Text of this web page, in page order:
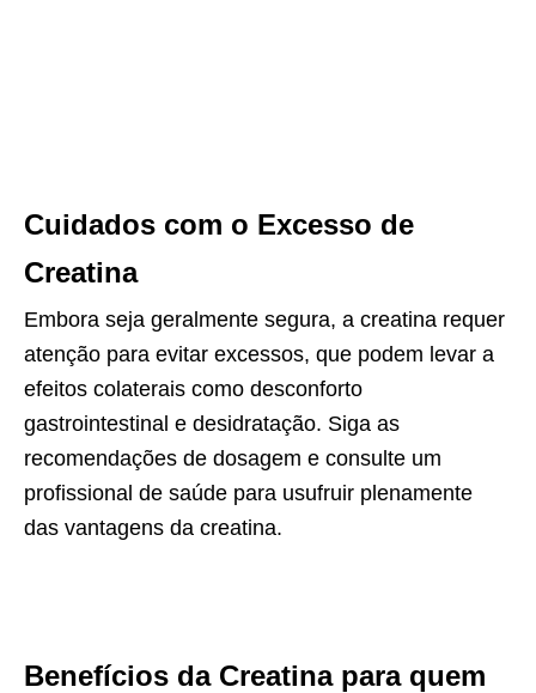
Cuidados com o Excesso de
Creatina
Embora seja geralmente segura, a creatina requer
atenção para evitar excessos, que podem levar a
efeitos colaterais como desconforto
gastrointestinal e desidratação. Siga as
recomendações de dosagem e consulte um
profissional de saúde para usufruir plenamente
das vantagens da creatina.
Benefícios da Creatina para quem